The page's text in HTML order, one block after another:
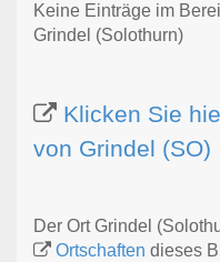
Keine Einträge im
Grindel (Solothurn)
Klicken Sie
von Grindel (SO)
Der Ort Grindel
Ortschaften dieses